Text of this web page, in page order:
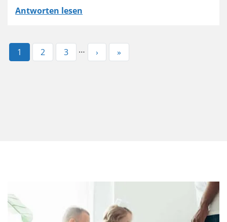
Antworten lesen
Aktuelle
1 Page
2 Page
3 …
Nächste
›
Letzte
»